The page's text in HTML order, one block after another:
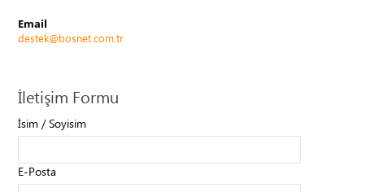
Email
destek@bosnet.com.tr
İletişim Formu
İsim / Soyisim
E-Posta